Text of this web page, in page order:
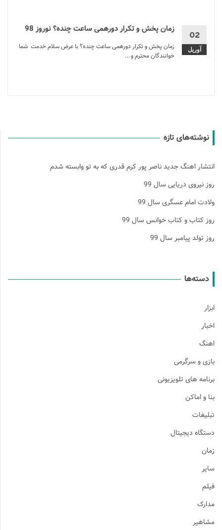
02
آوریل
زمان پخش و تکرار دورهمی ساعت چنده؟ نوروز 98
زمان پخش و تکرار دورهمی ساعت چنده؟ با عرض سلام خدمت شما
خوانندگان محترم و...
نوشته‌های تازه
انتشار اهنگ جدید ناصر پور کرم قدری که به تو وابسته شدم
روز نیروی دریایی سال 99
ولادت امام عسگری سال 99
روز کتاب و کتاب خوانس سال 99
روز تولد پیامبر سال 99
دسته‌ها
ابزار
اخبار
اهنگ
بازی و سرگرمی
برنامه های تلویزیونی
بنا و اماکن
تبلیغات
دستگاه دیجیتال
زمان
سایر
فیلم
مدارک
مشاهیر